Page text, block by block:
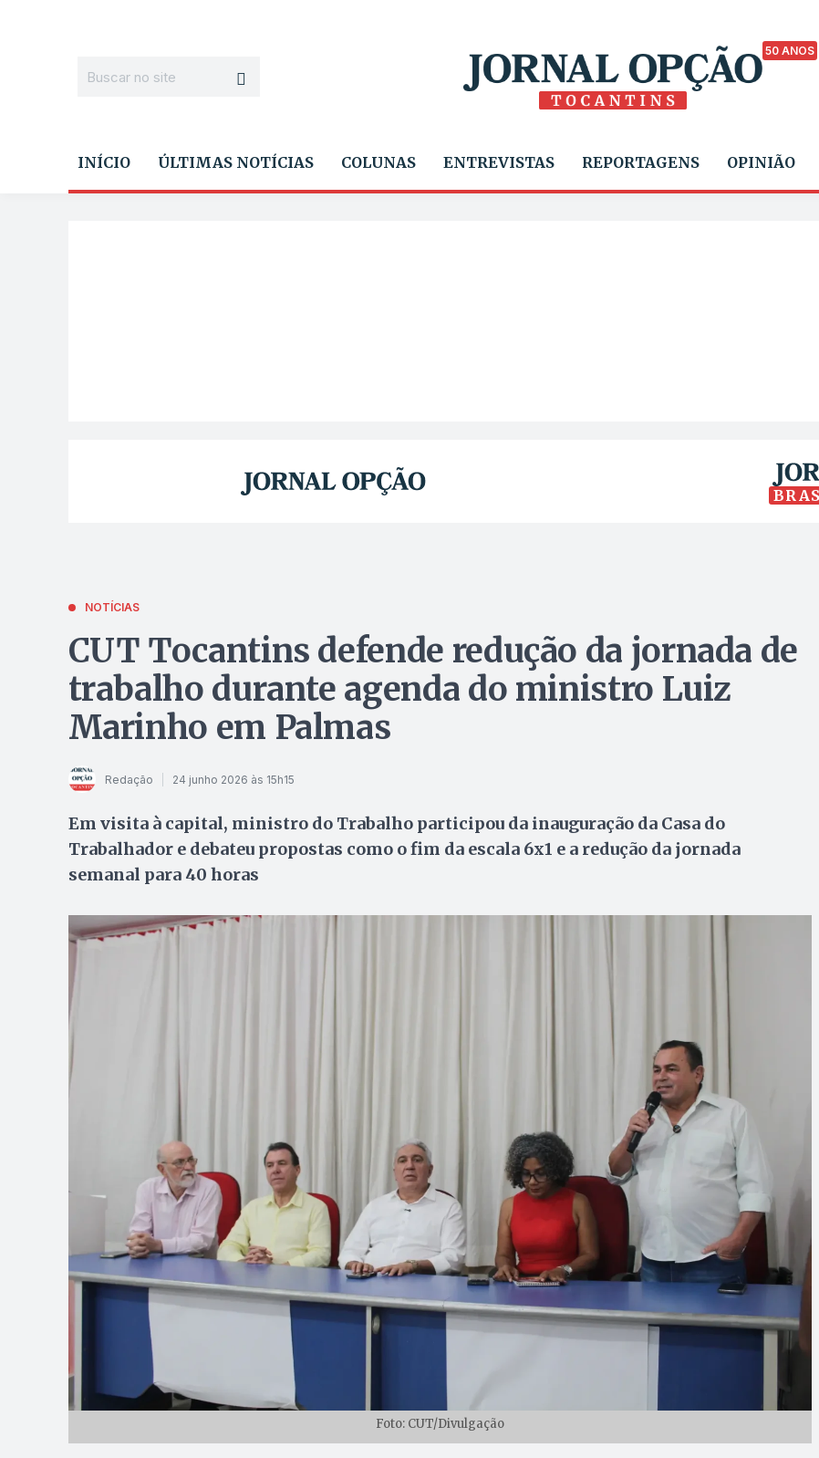
50 ANOS
INÍCIO ÚLTIMAS NOTÍCIAS COLUNAS ENTREVISTAS REPORTAGENS OPINIÃO
NOTÍCIAS
CUT Tocantins defende redução da jornada de
trabalho durante agenda do ministro Luiz
Marinho em Palmas
Redação 24 junho 2026 às 15h15
Em visita à capital, ministro do Trabalho participou da inauguração da Casa do
Trabalhador e debateu propostas como o fim da escala 6x1 e a redução da jornada
semanal para 40 horas
Foto: CUT/Divulgação